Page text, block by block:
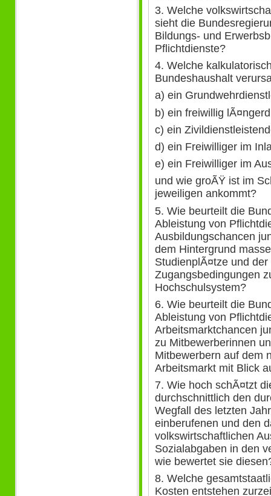
3. Welche
sieht die
Bildungs- und
Pflichtdienste?
4. Welche
Bundeshaushalt
a) ein
b) ein freiwillig
c) ein
d) ein Freiwilliger im
e) ein Freiwilliger im
und wie groÃŸ ist im
jeweiligen ankommt?
5. Wie beurteilt die
Ableistung von
Ausbildungschancen
dem Hintergrund
StudienplÃ¤tze und
Zugangsbedingungen
Hochschulsystem?
6. Wie beurteilt die
Ableistung von
Arbeitsmarktchancen
zu Mitbewerberinnen
Mitbewerbern auf dem
Arbeitsmarkt mit Blick
7. Wie hoch schÃ¤tzt
durchschnittlich den
Wegfall des letzten
einberufenen und den
volkswirtschaftlichen
Sozialabgaben in den
wie bewertet sie
8. Welche
Kosten entstehen